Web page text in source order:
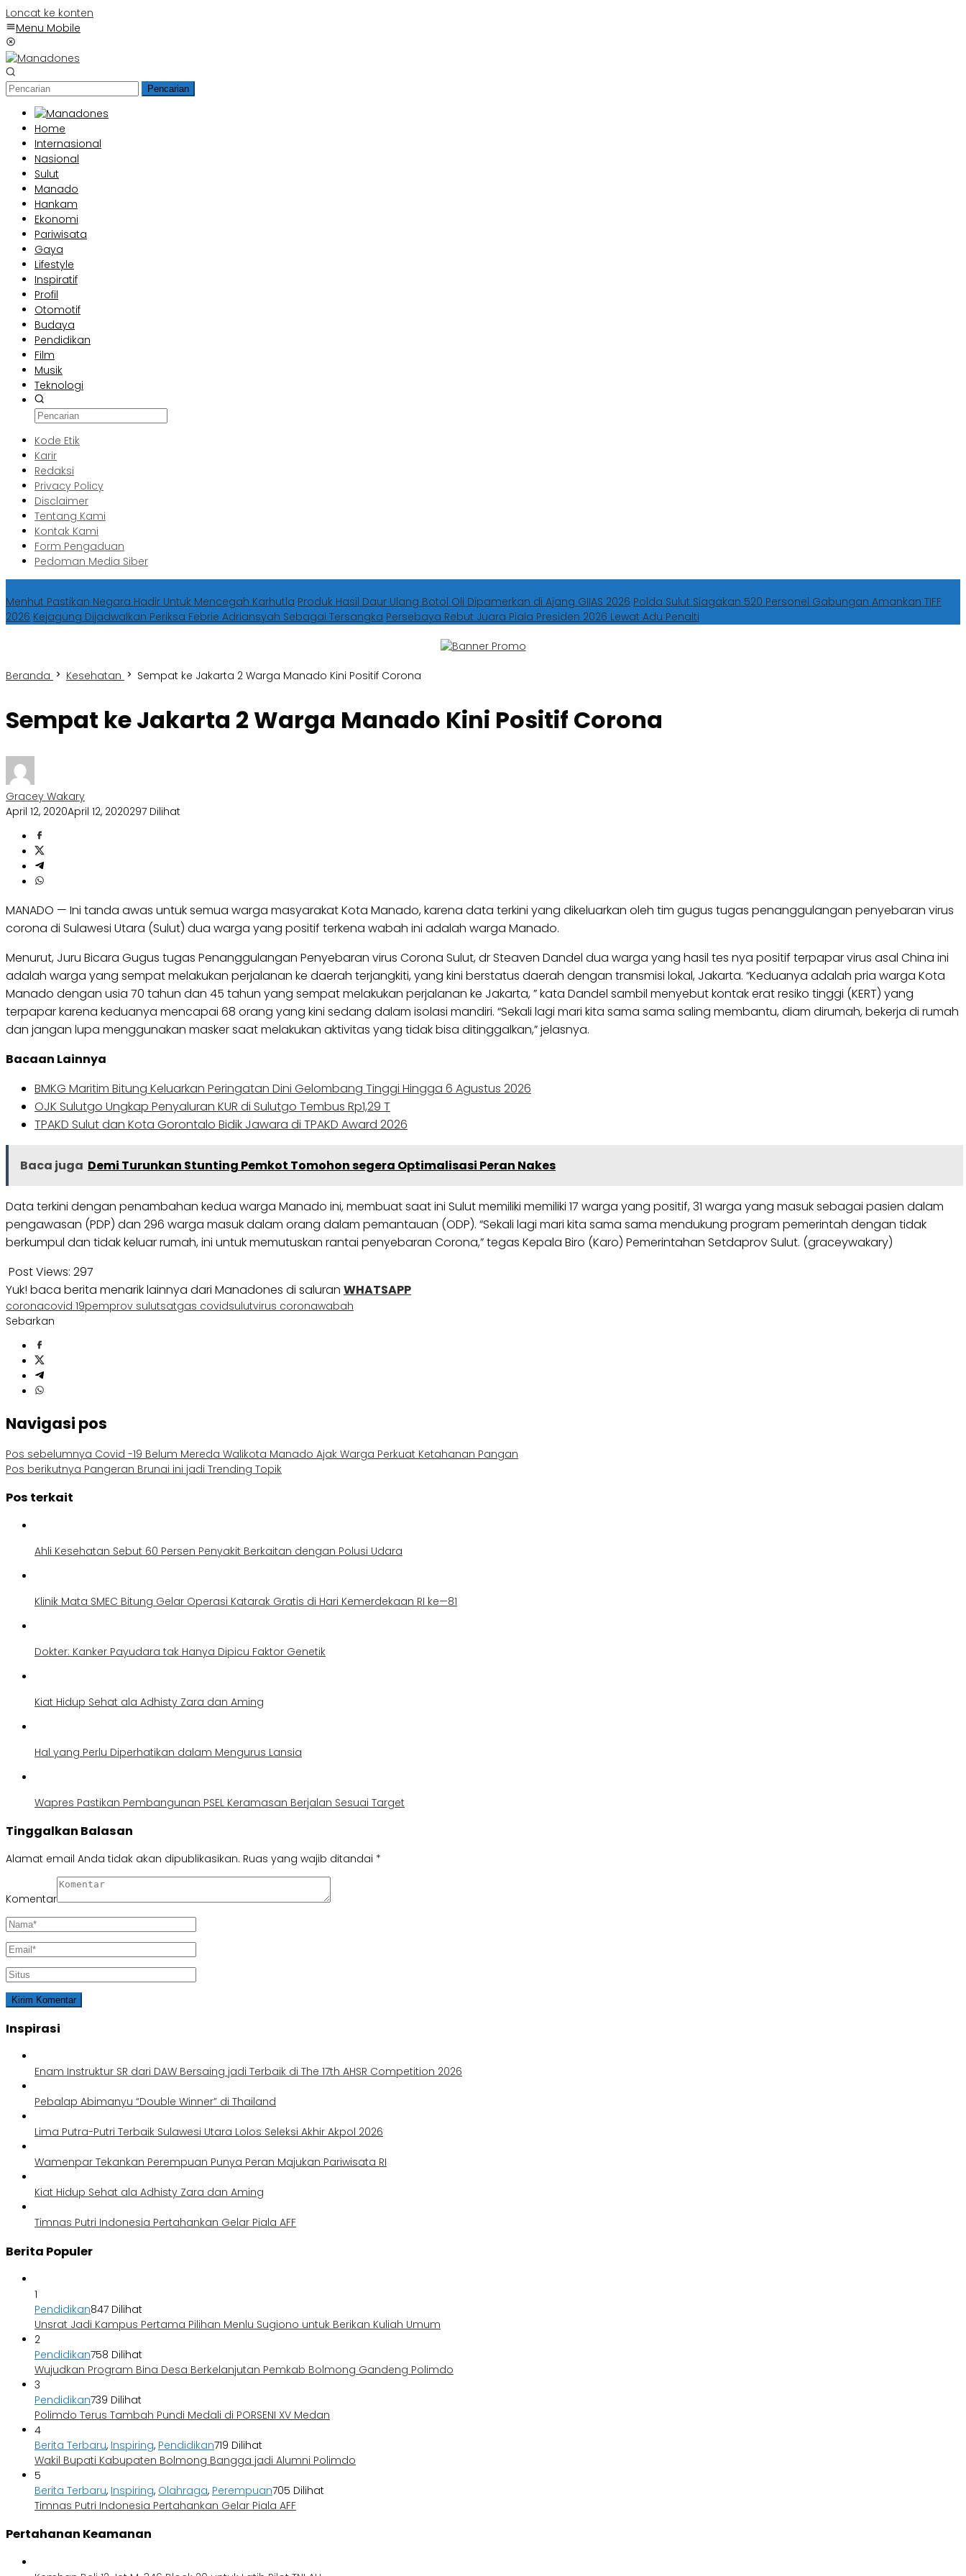
Loncat ke konten
Menu Mobile
Pencarian
Home
Internasional
Nasional
Sulut
Manado
Hankam
Ekonomi
Pariwisata
Gaya
Lifestyle
Inspiratif
Profil
Otomotif
Budaya
Pendidikan
Film
Musik
Teknologi
Kode Etik
Karir
Redaksi
Privacy Policy
Disclaimer
Tentang Kami
Kontak Kami
Form Pengaduan
Pedoman Media Siber
Menhut Pastikan Negara Hadir Untuk Mencegah Karhutla Produk Hasil Daur Ulang Botol Oli Dipamerkan di Ajang GIIAS 2026 Polda Sulut Siagakan 520 Personel Gabungan Amankan TIFF
2026 Kejagung Dijadwalkan Periksa Febrie Adriansyah Sebagai Tersangka Persebaya Rebut Juara Piala Presiden 2026 Lewat Adu Penalti
Beranda Kesehatan Sempat ke Jakarta 2 Warga Manado Kini Positif Corona
Sempat ke Jakarta 2 Warga Manado Kini Positif Corona
Gracey Wakary
April 12, 2020April 12, 2020297 Dilihat
MANADO — Ini tanda awas untuk semua warga masyarakat Kota Manado, karena data terkini yang dikeluarkan oleh tim gugus tugas penanggulangan penyebaran virus
corona di Sulawesi Utara (Sulut) dua warga yang positif terkena wabah ini adalah warga Manado.
Menurut, Juru Bicara Gugus tugas Penanggulangan Penyebaran virus Corona Sulut, dr Steaven Dandel dua warga yang hasil tes nya positif terpapar virus asal China ini
adalah warga yang sempat melakukan perjalanan ke daerah terjangkiti, yang kini berstatus daerah dengan transmisi lokal, Jakarta. “Keduanya adalah pria warga Kota
Manado dengan usia 70 tahun dan 45 tahun yang sempat melakukan perjalanan ke Jakarta, ” kata Dandel sambil menyebut kontak erat resiko tinggi (KERT) yang
terpapar karena keduanya mencapai 68 orang yang kini sedang dalam isolasi mandiri. “Sekali lagi mari kita sama sama saling membantu, diam dirumah, bekerja di rumah
dan jangan lupa menggunakan masker saat melakukan aktivitas yang tidak bisa ditinggalkan,” jelasnya.
Bacaan Lainnya
BMKG Maritim Bitung Keluarkan Peringatan Dini Gelombang Tinggi Hingga 6 Agustus 2026
OJK Sulutgo Ungkap Penyaluran KUR di Sulutgo Tembus Rp1,29 T
TPAKD Sulut dan Kota Gorontalo Bidik Jawara di TPAKD Award 2026
Baca juga Demi Turunkan Stunting Pemkot Tomohon segera Optimalisasi Peran Nakes
Data terkini dengan penambahan kedua warga Manado ini, membuat saat ini Sulut memiliki memiliki 17 warga yang positif, 31 warga yang masuk sebagai pasien dalam
pengawasan (PDP) dan 296 warga masuk dalam orang dalam pemantauan (ODP). “Sekali lagi mari kita sama sama mendukung program pemerintah dengan tidak
berkumpul dan tidak keluar rumah, ini untuk memutuskan rantai penyebaran Corona,” tegas Kepala Biro (Karo) Pemerintahan Setdaprov Sulut. (graceywakary)
Post Views: 297
Yuk! baca berita menarik lainnya dari Manadones di saluran WHATSAPP
coronacovid 19pemprov sulutsatgas covidsulutvirus coronawabah
Sebarkan
Navigasi pos
Pos sebelumnya Covid -19 Belum Mereda Walikota Manado Ajak Warga Perkuat Ketahanan Pangan
Pos berikutnya Pangeran Brunai ini jadi Trending Topik
Pos terkait
Ahli Kesehatan Sebut 60 Persen Penyakit Berkaitan dengan Polusi Udara
Klinik Mata SMEC Bitung Gelar Operasi Katarak Gratis di Hari Kemerdekaan RI ke—81
Dokter: Kanker Payudara tak Hanya Dipicu Faktor Genetik
Kiat Hidup Sehat ala Adhisty Zara dan Aming
Hal yang Perlu Diperhatikan dalam Mengurus Lansia
Wapres Pastikan Pembangunan PSEL Keramasan Berjalan Sesuai Target
Tinggalkan Balasan
Alamat email Anda tidak akan dipublikasikan. Ruas yang wajib ditandai *
Komentar
Inspirasi
Enam Instruktur SR dari DAW Bersaing jadi Terbaik di The 17th AHSR Competition 2026
Pebalap Abimanyu “Double Winner” di Thailand
Lima Putra-Putri Terbaik Sulawesi Utara Lolos Seleksi Akhir Akpol 2026
Wamenpar Tekankan Perempuan Punya Peran Majukan Pariwisata RI
Kiat Hidup Sehat ala Adhisty Zara dan Aming
Timnas Putri Indonesia Pertahankan Gelar Piala AFF
Berita Populer
1
Pendidikan847 Dilihat
Unsrat Jadi Kampus Pertama Pilihan Menlu Sugiono untuk Berikan Kuliah Umum
2
Pendidikan758 Dilihat
Wujudkan Program Bina Desa Berkelanjutan Pemkab Bolmong Gandeng Polimdo
3
Pendidikan739 Dilihat
Polimdo Terus Tambah Pundi Medali di PORSENI XV Medan
4
Berita Terbaru, Inspiring, Pendidikan719 Dilihat
Wakil Bupati Kabupaten Bolmong Bangga jadi Alumni Polimdo
5
Berita Terbaru, Inspiring, Olahraga, Perempuan705 Dilihat
Timnas Putri Indonesia Pertahankan Gelar Piala AFF
Pertahanan Keamanan